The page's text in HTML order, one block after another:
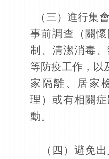
（三）進行集
事前調查（關
制、清潔消毒
等防疫工作，以
家隔離、居家
理）或有相關
動。
（四）避免出